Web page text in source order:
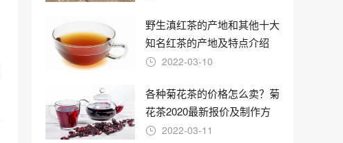
野生滇红茶的产地和其他十大
知名红茶的产地及特点介绍
2022-03-10
各种菊花茶的价格怎么卖？菊
花茶2020最新报价及制作方
法 2022-03-11